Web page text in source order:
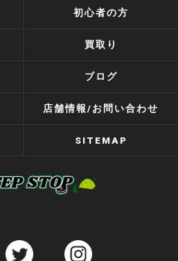
初心者の方
買取り
ブログ
店舗情報/お問い合わせ
SITEMAP